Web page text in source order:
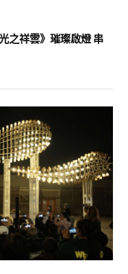
之祥雲》璀璨啟燈 串